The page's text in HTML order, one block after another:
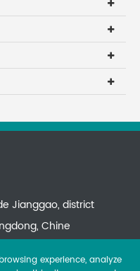
Jianggao, district
Chine
experience, analyze